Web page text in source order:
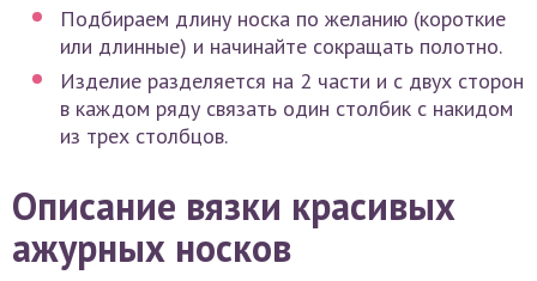
Подбираем длину носка по желанию (короткие
или длинные) и начинайте сокращать полотно.
Изделие разделяется на 2 части и с двух сторон
в каждом ряду связать один столбик с накидом
из трех столбцов.
Описание вязки красивых
ажурных носков